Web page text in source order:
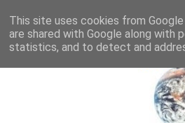
This site uses cookies from
are shared with Google along with
statistics, and to detect and